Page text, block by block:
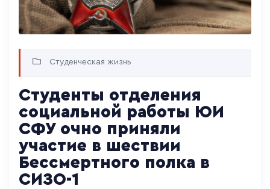
Студенческая жизнь
Студенты отделения
социальной работы ЮИ
СФУ очно приняли
участие в шествии
Бессмертного полка в
СИЗО-1